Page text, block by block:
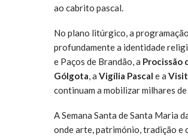
ao cabrito pascal.
No plano litúrgico, a
profundamente a identidade
e Paços de Brandão, a Procissão
Gólgota, a Vigília Pascal e a
continuam a mobilizar milhares
A Semana Santa de Santa Maria
onde arte, património, tradição e